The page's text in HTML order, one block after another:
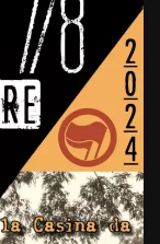
Li
n
k
vi
di